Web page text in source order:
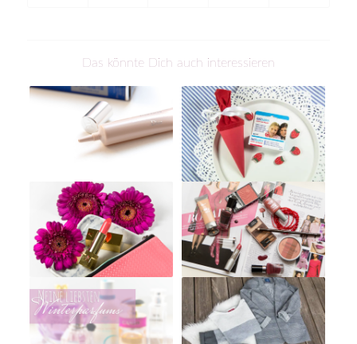
Das könnte Dich auch interessieren